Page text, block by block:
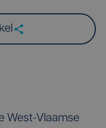
West-Vlaamse